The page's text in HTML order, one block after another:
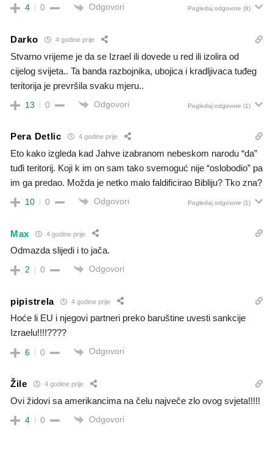
4 0 Odgovori Pogledaj odgovore (8)
Darko 4 godine prije
Stvarno vrijeme je da se Izrael ili dovede u red ili izolira od
cijelog svijeta.. Ta banda razbojnika, ubojica i kradljivaca tuđeg
teritorija je prevršila svaku mjeru..
13 0 Odgovori Pogledaj odgovore (1)
Pera Detlic 4 godine prije
Eto kako izgleda kad Jahve izabranom nebeskom narodu “da”
tuđi teritorij. Koji k im on sam tako svemoguć nije “oslobodio” pa
im ga predao. Možda je netko malo faldificirao Bibliju? Tko zna?
10 0 Odgovori Pogledaj odgovore (1)
Max 4 godine prije
Odmazda slijedi i to jača.
2 0 Odgovori
pipistrela 4 godine prije
Hoće li EU i njegovi partneri preko baruštine uvesti sankcije
Izraelu!!!!????
6 0 Odgovori
Žile 4 godine prije
Ovi židovi sa amerikancima na čelu največe zlo ovog svjeta!!!!!
4 0 Odgovori